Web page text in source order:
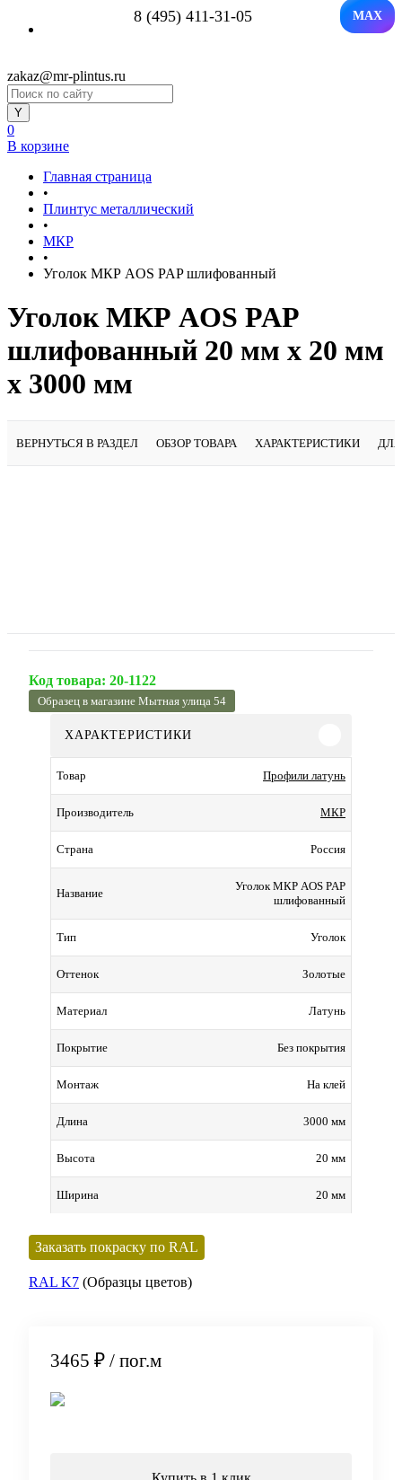
8 (495) 411-31-05 MAX
zakaz@mr-plintus.ru
0
В корзине
Главная страница
•
Плинтус металлический
•
МКР
•
Уголок МКР AOS PAP шлифованный
Уголок МКР AOS PAP
шлифованный 20 мм x 20 мм
х 3000 мм
ВЕРНУТЬСЯ В РАЗДЕЛ ОБЗОР ТОВАРА ХАРАКТЕРИСТИКИ
Код товара: 20-1122
Образец в магазине Мытная улица 54
ХАРАКТЕРИСТИКИ
Товар Профили латунь
Производитель МКР
Страна Россия
Название
Уголок МКР AOS PAP
шлифованный
Тип Уголок
Оттенок Золотые
Материал Латунь
Покрытие Без покрытия
Монтаж На клей
Длина 3000 мм
Высота 20 мм
Ширина 20 мм
Заказать покраску по RAL
RAL K7 (Образцы цветов)
3465 ₽ / пог.м